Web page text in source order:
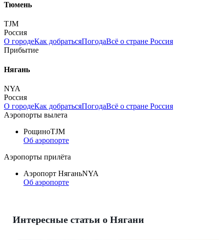
Тюмень
TJM
Россия
О городеКак добратьсяПогодаВсё о стране Россия
Прибытие
Нягань
NYA
Россия
О городеКак добратьсяПогодаВсё о стране Россия
Аэропорты вылета
РощиноTJM
Об аэропорте
Аэропорты прилёта
Аэропорт НяганьNYA
Об аэропорте
Интересные статьи о Нягани